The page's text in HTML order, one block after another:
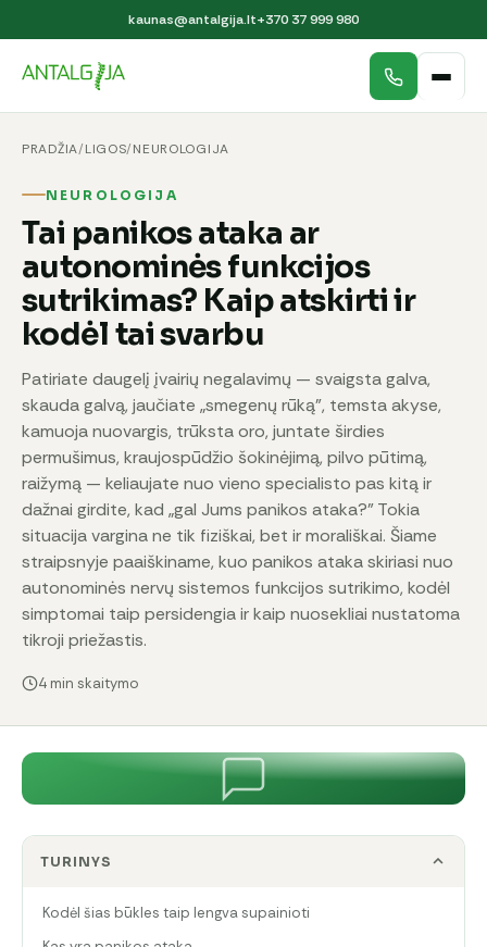
kaunas@antalgija.lt+370 37 999 980
PRADŽIA/LIGOS/NEUROLOGIJA
NEUROLOGIJA
Tai panikos ataka ar
autonominės funkcijos
sutrikimas? Kaip atskirti ir
kodėl tai svarbu
Patiriate daugelį įvairių negalavimų — svaigsta galva,
skauda galvą, jaučiate „smegenų rūką", temsta akyse,
kamuoja nuovargis, trūksta oro, juntate širdies
permušimus, kraujospūdžio šokinėjimą, pilvo pūtimą,
raižymą — keliaujate nuo vieno specialisto pas kitą ir
dažnai girdite, kad „gal Jums panikos ataka?" Tokia
situacija vargina ne tik fiziškai, bet ir morališkai. Šiame
straipsnyje paaiškiname, kuo panikos ataka skiriasi nuo
autonominės nervų sistemos funkcijos sutrikimo, kodėl
simptomai taip persidengia ir kaip nuosekliai nustatoma
tikroji priežastis.
4 min skaitymo
TURINYS
Kodėl šias būkles taip lengva supainioti